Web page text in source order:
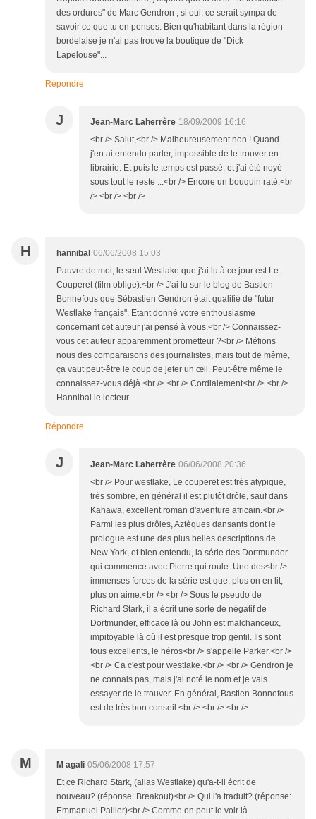
des ordures" de Marc Gendron ; si oui, ce serait sympa de
savoir ce que tu en penses. Bien qu'habitant dans la région
bordelaise je n'ai pas trouvé la boutique de "Dick
Lapelouse"...
Répondre
J Jean-Marc Laherrère 18/09/2009 16:16
<br /> Salut,<br /> Malheureusement non ! Quand
j'en ai entendu parler, impossible de le trouver en
librairie. Et puis le temps est passé, et j'ai été noyé
sous tout le reste ...<br /> Encore un bouquin raté.<br
/> <br /> <br />
H hannibal 06/06/2008 15:03
Pauvre de moi, le seul Westlake que j'ai lu à ce jour est Le
Couperet (film oblige).<br /> J'ai lu sur le blog de Bastien
Bonnefous que Sébastien Gendron était qualifié de "futur
Westlake français". Etant donné votre enthousiasme
concernant cet auteur j'ai pensé à vous.<br /> Connaissez-
vous cet auteur apparemment prometteur ?<br /> Méfions
nous des comparaisons des journalistes, mais tout de même,
ça vaut peut-être le coup de jeter un œil. Peut-être même le
connaissez-vous déjà.<br /> <br /> Cordialement<br /> <br />
Hannibal le lecteur
Répondre
J Jean-Marc Laherrère 06/06/2008 20:36
<br /> Pour westlake, Le couperet est très atypique,
très sombre, en général il est plutôt drôle, sauf dans
Kahawa, excellent roman d'aventure africain.<br />
Parmi les plus drôles, Aztèques dansants dont le
prologue est une des plus belles descriptions de
New York, et bien entendu, la série des Dortmunder
qui commence avec Pierre qui roule. Une des<br />
immenses forces de la série est que, plus on en lit,
plus on aime.<br /> <br /> Sous le pseudo de
Richard Stark, il a écrit une sorte de négatif de
Dortmunder, efficace là ou John est malchanceux,
impitoyable là où il est presque trop gentil. Ils sont
tous excellents, le héros<br /> s'appelle Parker.<br />
<br /> Ca c'est pour westlake.<br /> <br /> Gendron je
ne connais pas, mais j'ai noté le nom et je vais
essayer de le trouver. En général, Bastien Bonnefous
est de très bon conseil.<br /> <br /> <br />
M M agali 05/06/2008 17:57
Et ce Richard Stark, (alias Westlake) qu'a-t-il écrit de
nouveau? (réponse: Breakout)<br /> Qui l'a traduit? (réponse:
Emmanuel Pailler)<br /> Comme on peut le voir là